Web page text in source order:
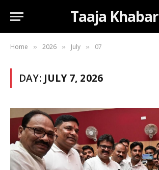
Taaja Khabar
Home » 2026 » July » 07
DAY: JULY 7, 2026